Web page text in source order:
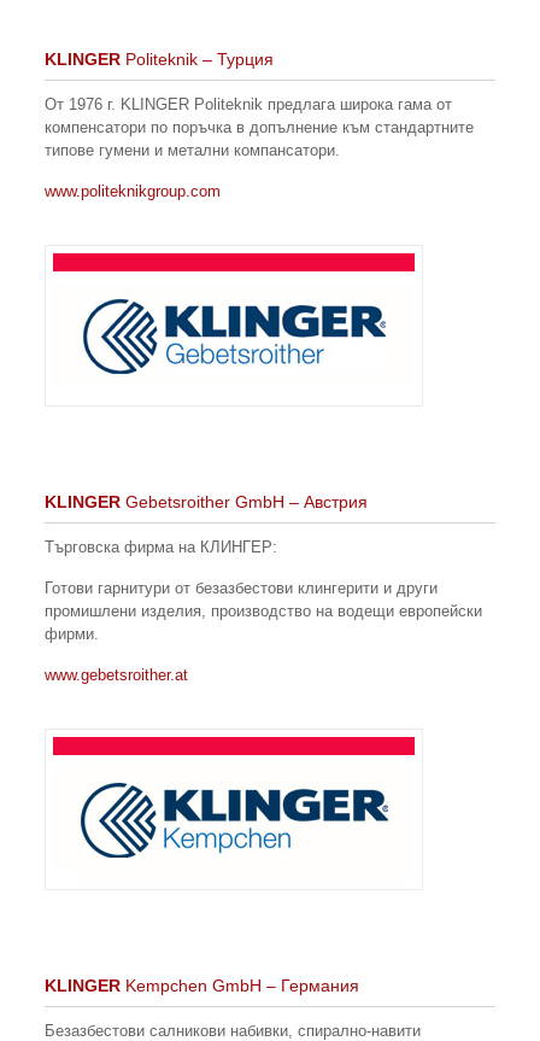
KLINGERPoliteknik – Турция
От 1976 г. KLINGER Politeknik предлага широка гама от
компенсатори по поръчка в допълнение към стандартните
типове гумени и метални компансатори.
www.politeknikgroup.com
KLINGERGebetsroither GmbH – Австрия
Търговска фирма на КЛИНГЕР:
Готови гарнитури от безазбестови клингерити и други
промишлени изделия, производство на водещи европейски
фирми.
www.gebetsroither.at
KLINGERKempchen GmbH – Германия
Безазбестови салникови набивки, спирално-навити